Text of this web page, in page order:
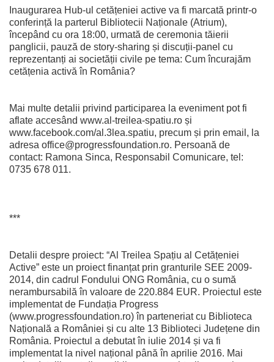
Inaugurarea Hub-ul cetățeniei active va fi marcată printr-o
conferință la parterul Bibliotecii Naționale (Atrium),
începând cu ora 18:00, urmată de ceremonia tăierii
panglicii, pauză de story-sharing și discuții-panel cu
reprezentanți ai societății civile pe tema: Cum încurajăm
cetățenia activă în România?
Mai multe detalii privind participarea la eveniment pot fi
aflate accesând www.al-treilea-spatiu.ro și
www.facebook.com/al.3lea.spatiu, precum și prin email, la
adresa office@progressfoundation.ro. Persoană de
contact: Ramona Sinca, Responsabil Comunicare, tel:
0735 678 011.
***
Detalii despre proiect: “Al Treilea Spațiu al Cetățeniei
Active” este un proiect finanțat prin granturile SEE 2009-
2014, din cadrul Fondului ONG România, cu o sumă
nerambursabilă în valoare de 220.884 EUR. Proiectul este
implementat de Fundația Progress
(www.progressfoundation.ro) în parteneriat cu Biblioteca
Națională a României și cu alte 13 Biblioteci Județene din
România. Proiectul a debutat în iulie 2014 și va fi
implementat la nivel național până în aprilie 2016. Mai